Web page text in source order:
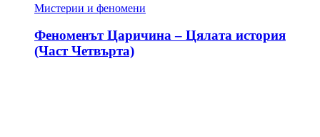
Мистерии и феномени
Феноменът Царичина – Цялата история
(Част Четвърта)